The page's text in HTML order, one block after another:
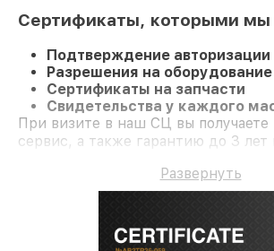
Сертификаты, которыми
Подтверждение авторизации
Разрешения на оборудование
Сертификаты на запчасти
Свидетельства у каждого
При визите в наш СЦ вы получаете
сервис, а также гарантию до 3 лет
Развернуть